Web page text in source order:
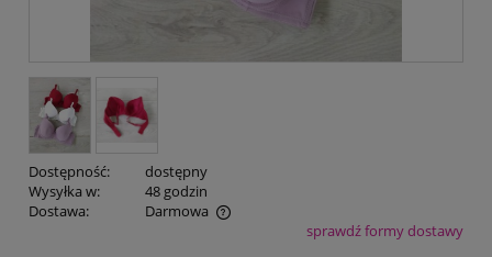
Dostępność:
dostępny
Wysyłka w:
48 godzin
Dostawa:
Darmowa
Cena nie zawiera ewentualnych kosztów płatnościsprawdź formy dostawy